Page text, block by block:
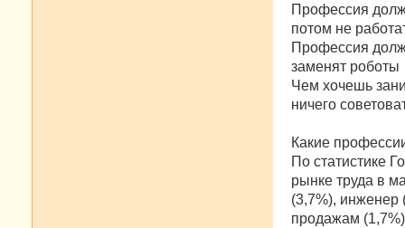
Профессия
потом не
Профессия
заменят роботы
Чем хочешь
ничего
Какие
По статистике
рынке труда в
(3,7%), инженер
продажам